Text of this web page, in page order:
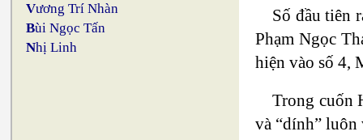
Vương Trí Nhàn
Bùi Ngọc Tấn
Nhị Linh
Số đầu tiên
Phạm Ngọc
hiện vào số 4,
Trong cuốn
và “dính” luôn